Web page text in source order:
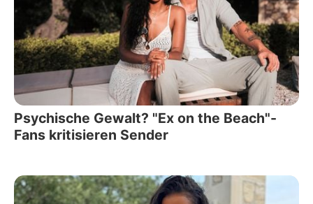
Psychische Gewalt? "Ex on the Beach"-
Fans kritisieren Sender